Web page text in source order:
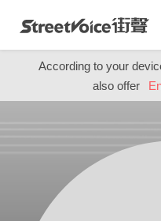
According to your
also offer